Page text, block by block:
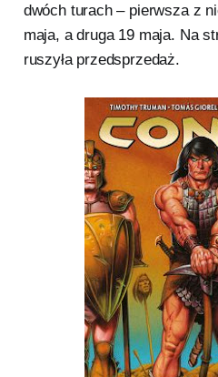
dwóch turach – pierwsza z
maja, a druga 19 maja. Na
ruszyła przedsprzedaż.